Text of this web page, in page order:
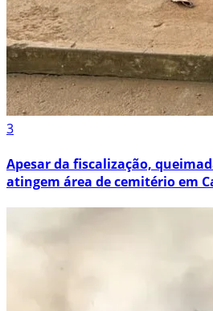
3
Apesar da fiscalização,
atingem área de cemitério em